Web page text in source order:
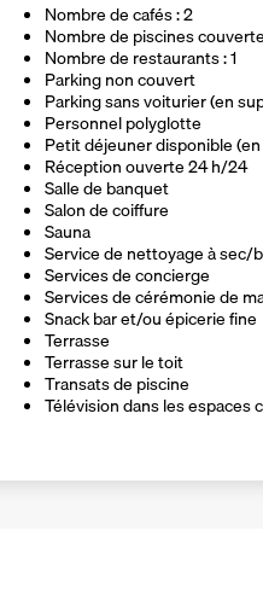
Nombre de cafés : 2
Nombre de piscines
Nombre de restaurants : 1
Parking non couvert
Parking sans voiturier (en
Personnel polyglotte
Petit déjeuner disponible
Réception ouverte 24 h/24
Salle de banquet
Salon de coiffure
Sauna
Service de nettoyage à sec/
Services de concierge
Services de cérémonie de
Snack bar et/ou épicerie fine
Terrasse
Terrasse sur le toit
Transats de piscine
Télévision dans les espaces